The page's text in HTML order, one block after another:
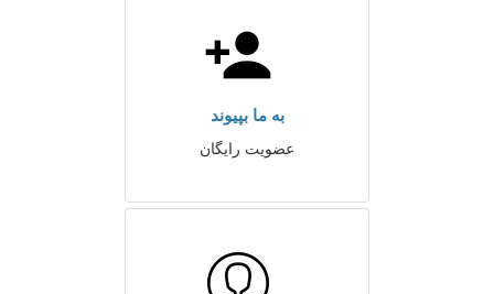
به ما بپیوند
عضویت رایگان